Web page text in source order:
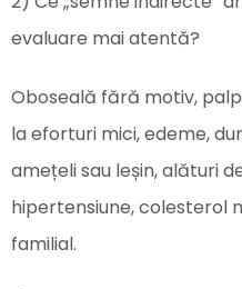
evaluare mai atentă?
Oboseală fără motiv,
la eforturi mici, edeme,
amețeli sau leșin, alături
hipertensiune, colesterol
familial.